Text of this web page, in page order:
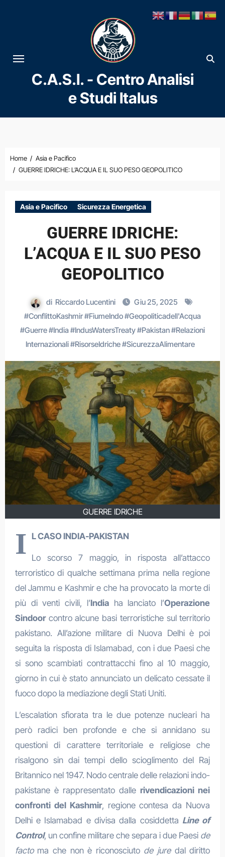
al
contenuto
C.A.S.I. - Centro Analisi
e Studi Italus
Home
Asia e Pacifico
GUERRE IDRICHE: L’ACQUA E IL SUO PESO GEOPOLITICO
Asia e Pacifico Sicurezza Energetica
GUERRE IDRICHE:
L’ACQUA E IL SUO PESO
GEOPOLITICO
di Riccardo Lucentini
Giu 25, 2025
#ConflittoKashmir#FiumeIndo#Geopoliticadell'Acqua
#Guerre#India#IndusWatersTreaty#Pakistan#Relazioni
Internazionali#RisorseIdriche#SicurezzaAlimentare
GUERRE IDRICHE
I L CASO INDIA-PAKISTAN
Lo scorso 7 maggio, in risposta all’attacco
terroristico di qualche settimana prima nella regione
del Jammu e Kashmir e che ha provocato la morte di
più di venti civili, l’Indiaha lanciato l’Operazione
Sindoorcontro alcune basi terroristiche sul territorio
pakistano. All’azione militare di Nuova Delhi è poi
seguita la risposta di Islamabad, con i due Paesi che
si sono scambiati contrattacchi fino al 10 maggio,
giorno in cui è stato annunciato un delicato cessate il
fuoco dopo la mediazione degli Stati Uniti.
L’escalation sfiorata tra le due potenze nucleari ha
però radici ben profonde e che si annidano su
questioni di carattere territoriale e religiose che
risalgono sin dai tempi dello scioglimento del Raj
Britannico nel 1947. Nodo centrale delle relazioni indo-
pakistane è rappresentato dallerivendicazioni nei
confronti del Kashmir, regione contesa da Nuova
Delhi e Islamabad e divisa dalla cosiddetta Line of
Control, un confine militare che separa i due Paesi de
factoma che non è riconosciuto de jure dal diritto